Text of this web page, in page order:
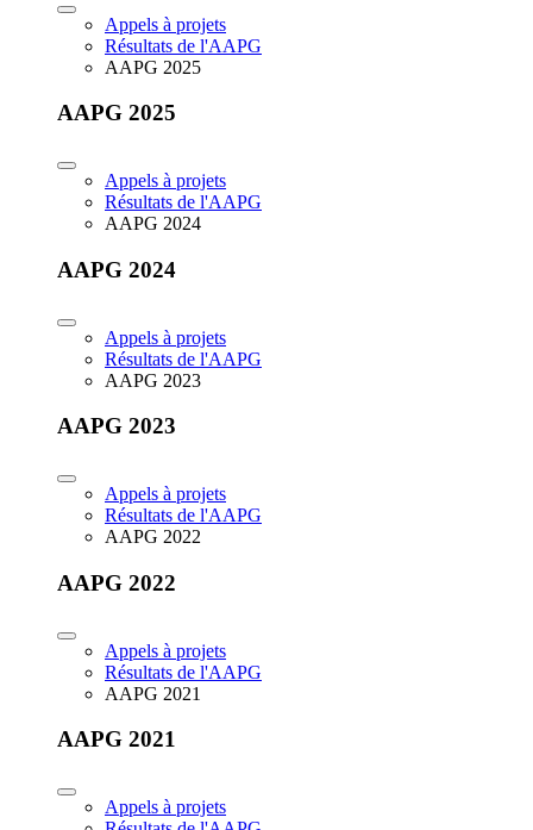
Appels à projets
Résultats de l'AAPG
AAPG 2025
AAPG 2025
Appels à projets
Résultats de l'AAPG
AAPG 2024
AAPG 2024
Appels à projets
Résultats de l'AAPG
AAPG 2023
AAPG 2023
Appels à projets
Résultats de l'AAPG
AAPG 2022
AAPG 2022
Appels à projets
Résultats de l'AAPG
AAPG 2021
AAPG 2021
Appels à projets